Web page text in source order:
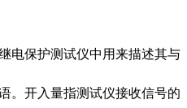
电保护测试仪中用来描述其与
。开入量指测试仪接收信号的